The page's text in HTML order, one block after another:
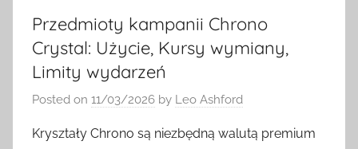
Przedmioty kampanii Chrono
Crystal: Użycie, Kursy wymiany,
Limity wydarzeń
Posted on 11/03/2026 by Leo Ashford
Kryształy Chrono są niezbędną walutą premium